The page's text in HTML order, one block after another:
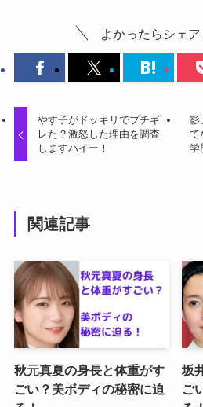
よかったらシェア
やす子がドッキリでブチギ
レた？激怒した理由を調査
しますハイー！
影
て
学
関連記事
秋元真夏の身長と体重がす
ごい？美ボディの秘密に迫
坂
ご